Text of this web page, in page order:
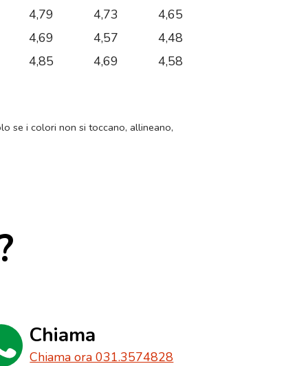
4,79 4,73
4,65
4,69 4,57
4,48
4,85 4,69 4,58
se i colori non si toccano, allineano,
Chiama
Chiama ora 031.3574828